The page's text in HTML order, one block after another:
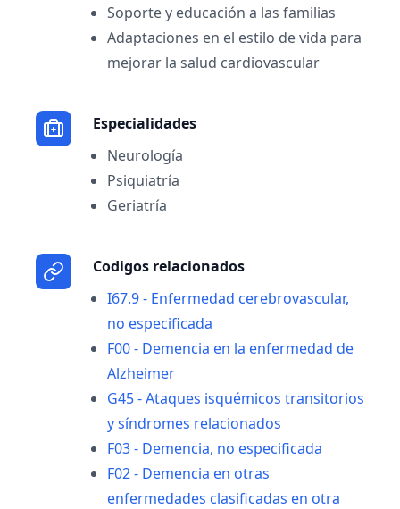
Soporte y educación a las familias
Adaptaciones en el estilo de vida para
mejorar la salud cardiovascular
Especialidades
Neurología
Psiquiatría
Geriatría
Codigos relacionados
I67.9 - Enfermedad cerebrovascular,
no especificada
F00 - Demencia en la enfermedad de
Alzheimer
G45 - Ataques isquémicos transitorios
y síndromes relacionados
F03 - Demencia, no especificada
F02 - Demencia en otras
enfermedades clasificadas en otra